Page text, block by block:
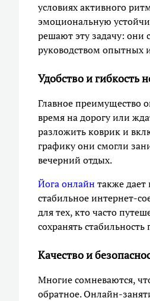
условиях активного
эмоциональную
решают эту задачу: они
руководством опытных
Удобство и гибкость
Главное преимущество
время на дорогу или
разложить коврик и
графику они смогли
вечерний отдых.
Йога онлайн также
стабильное интернет-
для тех, кто часто
сохранять
Качество и
Многие сомневаются,
обратное. Онлайн-